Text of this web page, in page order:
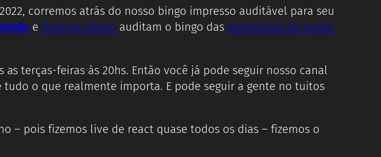
corremos atrás do nosso bingo impresso auditável para seu
e Rodrigo Castro auditam o bingo das entrevistas do Jornal
as terças-feiras às 20hs. Então você já pode seguir nosso canal
o que realmente importa. E pode seguir a gente no tuitos
– pois fizemos live de react quase todos os dias – fizemos o